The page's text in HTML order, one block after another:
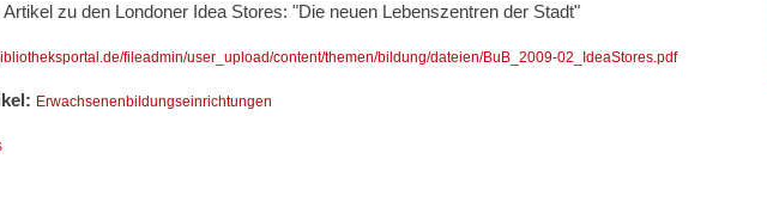
Artikel zu den Londoner Idea Stores: "Die neuen Lebenszentren der Stadt"
fileadmin/user_upload/content/themen/bildung/dateien/BuB_2009-02_IdeaStores.pdf
Erwachsenenbildungseinrichtungen